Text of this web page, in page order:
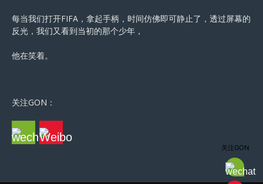
每当我们打开FIFA，拿起手柄，时间仿佛即可静止了，透过屏幕的
反光，我们又看到当初的那个少年，
他在笑着。
关注GON：
关注GON